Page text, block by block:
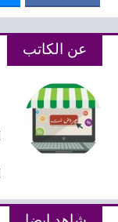
عن الكاتب